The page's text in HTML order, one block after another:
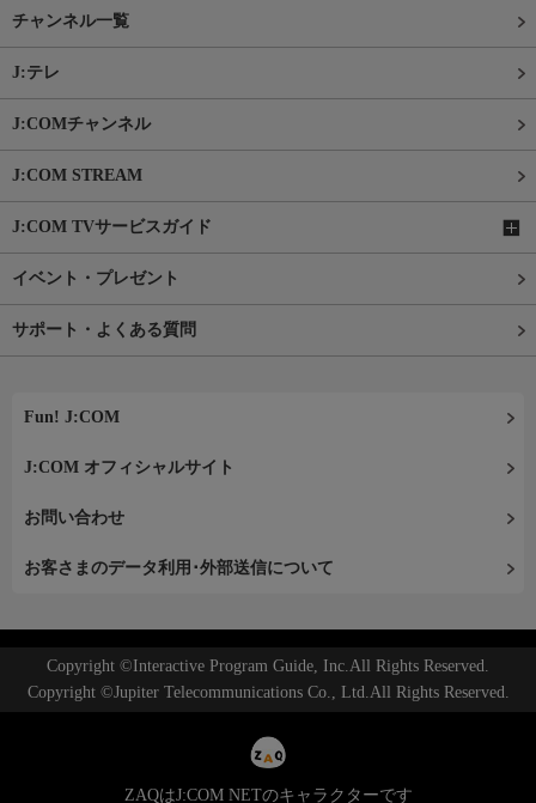
チャンネル一覧
J:テレ
J:COMチャンネル
J:COM STREAM
J:COM TVサービスガイド
イベント・プレゼント
サポート・よくある質問
Fun! J:COM
J:COM オフィシャルサイト
お問い合わせ
お客さまのデータ利用･外部送信について
Copyright ©Interactive Program Guide, Inc.All Rights Reserved.
Copyright ©Jupiter Telecommunications Co., Ltd.All Rights Reserved.
ZAQはJ:COM NETのキャラクターです